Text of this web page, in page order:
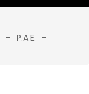
P.A.E.